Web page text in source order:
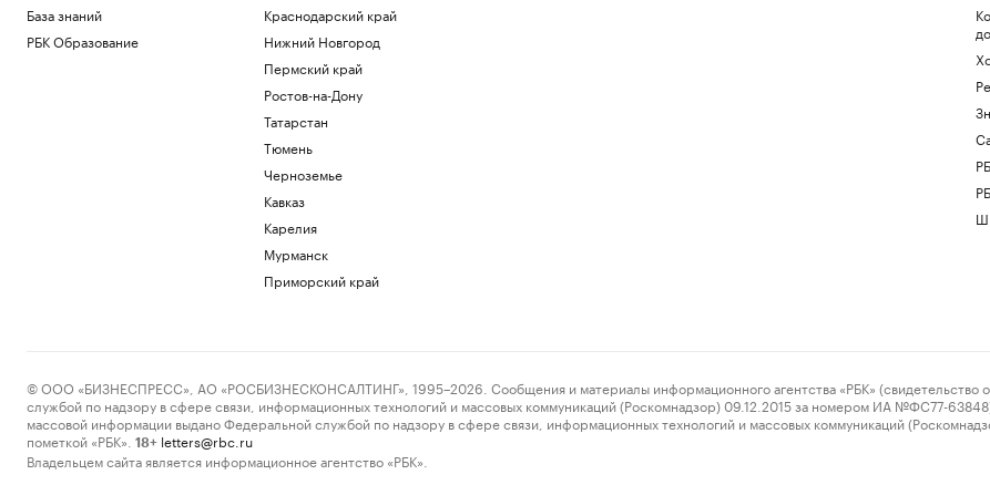
База знаний
РБК Образование
Краснодарский край
Нижний Новгород
Пермский край
Ростов-на-Дону
Татарстан
Тюмень
Черноземье
Кавказ
Карелия
Мурманск
Приморский край
© ООО «БИЗНЕСПРЕСС», АО «РОСБИЗНЕСКОНСАЛТИНГ», 1995–2026. Сообщения и материалы информационного агентства «РБК» (свидетельство
службой по надзору в сфере связи, информационных технологий и массовых коммуникаций (Роскомнадзор) 09.12.2015 за номером ИА №ФС77-
массовой информации выдано Федеральной службой по надзору в сфере связи, информационных технологий и массовых коммуникаций
пометкой «РБК».
18+ letters@rbc.ru
Владельцем сайта является информационное агентство «РБК».